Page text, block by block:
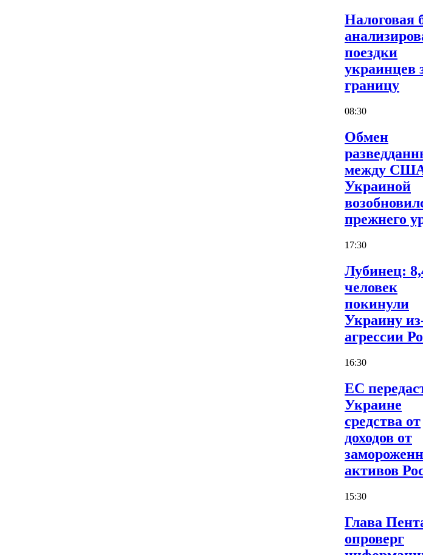
Налоговая
поездки
украинцев
границу
08:30
Обмен
между
Украиной
прежнего
17:30
Лубинец:
человек
покинули
Украину
агрессии
16:30
ЕС
Украине
средства от
доходов от
активов
15:30
Глава
опроверг